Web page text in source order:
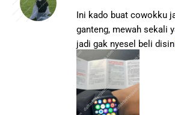
Ini kado buat cowokku
ganteng, mewah sekali
jadi gak nyesel beli